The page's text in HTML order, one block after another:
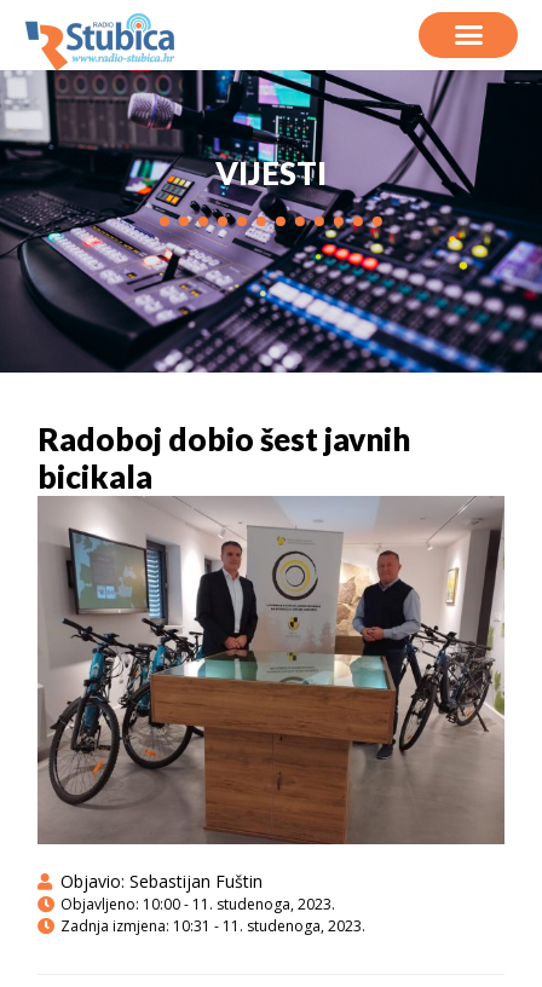
VIJESTI
Radoboj dobio šest javnih
bicikala
Objavio: Sebastijan Fuštin
Objavljeno: 10:00 - 11. studenoga, 2023.
Zadnja izmjena: 10:31 - 11. studenoga, 2023.